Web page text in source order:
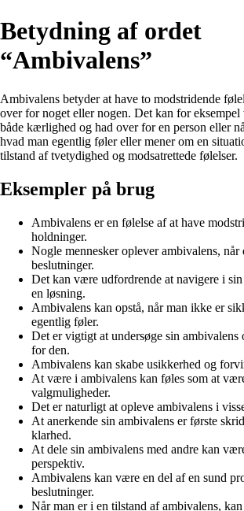
Betydning af ordet
“Ambivalens”
Ambivalens betyder at have to modstridende
over for noget eller nogen. Det kan for
både kærlighed og had over for en person eller
hvad man egentlig føler eller mener om en
tilstand af tvetydighed og modsatrettede følelser.
Eksempler på brug
Ambivalens er en følelse af at have
holdninger.
Nogle mennesker oplever ambivalens,
beslutninger.
Det kan være udfordrende at navigere i
en løsning.
Ambivalens kan opstå, når man ikke er
egentlig føler.
Det er vigtigt at undersøge sin ambivalens
for den.
Ambivalens kan skabe usikkerhed og
At være i ambivalens kan føles som at
valgmuligheder.
Det er naturligt at opleve ambivalens i
At anerkende sin ambivalens er første
klarhed.
At dele sin ambivalens med andre kan
perspektiv.
Ambivalens kan være en del af en sund
beslutninger.
Når man er i en tilstand af ambivalens,